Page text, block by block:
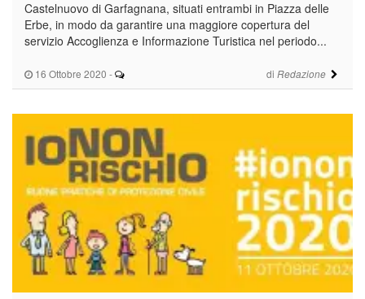
16 Ottobre 2020 - di Redazione
Castelnuovo di Garfagnana, situati entrambi in Piazza delle
Erbe, in modo da garantire una maggiore copertura del
servizio Accoglienza e Informazione Turistica nel periodo...